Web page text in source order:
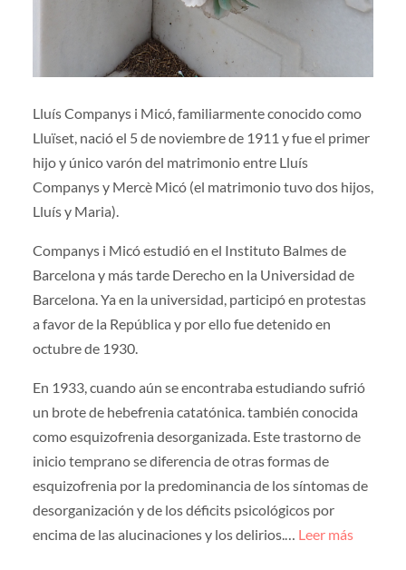
Lluís Companys i Micó, familiarmente conocido como
Lluïset, nació el 5 de noviembre de 1911 y fue el primer
hijo y único varón del matrimonio entre Lluís
Companys y Mercè Micó (el matrimonio tuvo dos hijos,
Lluís y Maria).
Companys i Micó estudió en el Instituto Balmes de
Barcelona y más tarde Derecho en la Universidad de
Barcelona. Ya en la universidad, participó en protestas
a favor de la República y por ello fue detenido en
octubre de 1930.
En 1933, cuando aún se encontraba estudiando sufrió
un brote de hebefrenia catatónica. también conocida
como esquizofrenia desorganizada. Este trastorno de
inicio temprano se diferencia de otras formas de
esquizofrenia por la predominancia de los síntomas de
desorganización y de los déficits psicológicos por
encima de las alucinaciones y los delirios.… Leer más